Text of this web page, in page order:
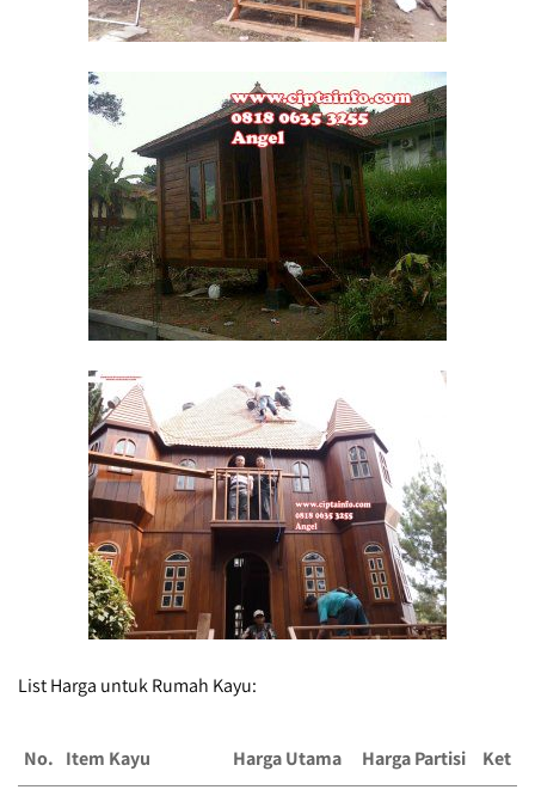
List Harga untuk Rumah Kayu:
No. Item Kayu Harga Utama Harga Partisi Ket